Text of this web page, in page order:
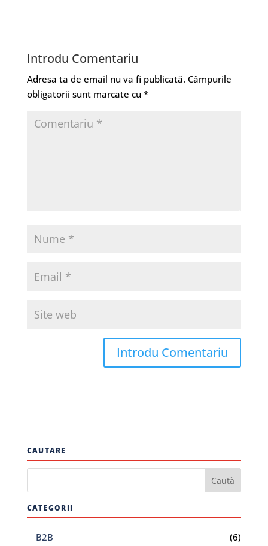
Introdu Comentariu
Adresa ta de email nu va fi publicată. Câmpurile
obligatorii sunt marcate cu *
CAUTARE
CATEGORII
B2B
(6)